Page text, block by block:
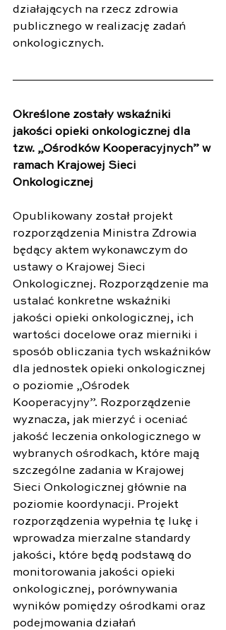
działających na rzecz zdrowia
publicznego w realizację zadań
onkologicznych.
Określone zostały wskaźniki
jakości opieki onkologicznej dla
tzw. „Ośrodków Kooperacyjnych” w
ramach Krajowej Sieci
Onkologicznej
Opublikowany został projekt
rozporządzenia Ministra Zdrowia
będący aktem wykonawczym do
ustawy o Krajowej Sieci
Onkologicznej. Rozporządzenie ma
ustalać konkretne wskaźniki
jakości opieki onkologicznej, ich
wartości docelowe oraz mierniki i
sposób obliczania tych wskaźników
dla jednostek opieki onkologicznej
o poziomie „Ośrodek
Kooperacyjny”. Rozporządzenie
wyznacza, jak mierzyć i oceniać
jakość leczenia onkologicznego w
wybranych ośrodkach, które mają
szczególne zadania w Krajowej
Sieci Onkologicznej głównie na
poziomie koordynacji. Projekt
rozporządzenia wypełnia tę lukę i
wprowadza mierzalne standardy
jakości, które będą podstawą do
monitorowania jakości opieki
onkologicznej, porównywania
wyników pomiędzy ośrodkami oraz
podejmowania działań